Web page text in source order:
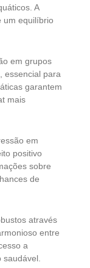
A
um equilíbrio
em grupos
essencial para
garantem
mais
em
positivo
sobre
de
através
entre
a